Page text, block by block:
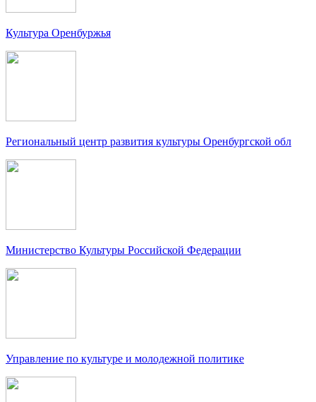
Культура Оренбуржья
Региональный центр развития культуры Оренбургской обл
Министерство Культуры Российской Федерации
Управление по культуре и молодежной политике